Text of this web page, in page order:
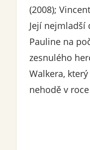
(2008);
Její nejmladší
Pauline na
zesnulého
Walkera,
nehodě v